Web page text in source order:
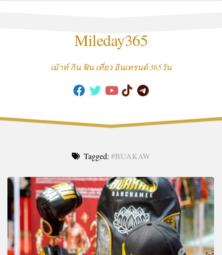
Mileday365
เม้าท์ กิน ฟิน เที่ยว อินเทรนด์ 365วัน
Tagged: #BUAKAW